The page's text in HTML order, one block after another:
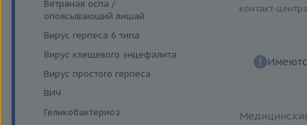
Функция поджелудочной
железы и диагностика
Моноцитарный эрлихиоз
Папилломавирусная инфекция
Парвовирус
Стрептококковая инфекция
Энтеровирусная инфекция
Ветряная оспа /
опоясывающий лишай
Вирус герпеса 6 типа
Вирус клещевого энцефалита
Вирус простого герпеса
ВИЧ
Геликобактериоз
контакт-центра